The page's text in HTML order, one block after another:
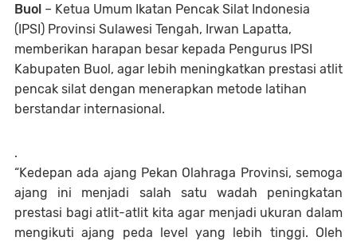
Buol – Ketua Umum Ikatan Pencak Silat Indonesia
(IPSI) Provinsi Sulawesi Tengah, Irwan Lapatta,
memberikan harapan besar kepada Pengurus IPSI
Kabupaten Buol, agar lebih meningkatkan prestasi atlit
pencak silat dengan menerapkan metode latihan
berstandar internasional.
.
“Kedepan ada ajang Pekan Olahraga Provinsi, semoga
ajang ini menjadi salah satu wadah peningkatan
prestasi bagi atlit-atlit kita agar menjadi ukuran dalam
mengikuti ajang peda level yang lebih tinggi. Oleh